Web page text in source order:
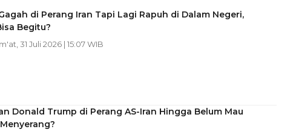
di Perang Iran Tapi Lagi Rapuh di Dalam Negeri,
Begitu?
31 Juli 2026 | 15:07 WIB
Donald Trump di Perang AS-Iran Hingga Belum Mau